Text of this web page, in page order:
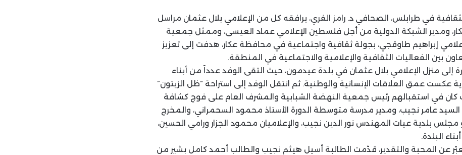
في طرابلس، الصحافي د. رامز الفري، يرافقه كل من الإعلامي بلال عثمان مراسل
ومدير الشبكة الدولية من أجل فلسطين الإعلامي عماد العيسى، وممثل جمعية
إبراهيم طاوقجي، بجولة ثقافية واجتماعية في محافظة عكار، هدفت إلى تعزيز
بين الفعاليات الثقافية والإعلامية والاجتماعية في المنطقة.
إلى منزل الإعلامي بلال عثمان في بلدة عيدمون، حيث التقى الوفد عدداً من أبناء
عكست عمق العلاقات الإنسانية والوطنية. ثم انتقل الوفد إلى استراحة “ظل الزيتون”
كان في استقبالهم رئيس جمعية النهضة الشبابية والمشرف العام على فوج كشافة
عامر نجيب، ومدير مدرسة متوسطة الدورة الأستاذ محمود السحمراني، والمخرج
بلدية عيات المهندس نور الدين نجيب، والإعلاميان محمود الجزار ورامي الحسين،
البلدة.
عن المحبة والتقدير، قدّمت الطالبة أسيل هيثم نجيب والطالب أحمد كامل بشير من